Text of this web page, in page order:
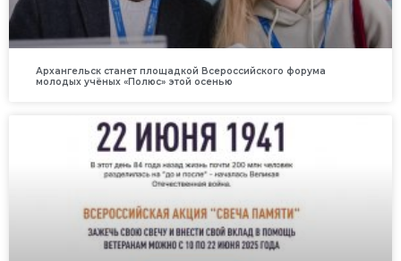
Архангельск станет площадкой Всероссийского форума
молодых учёных «Полюс» этой осенью